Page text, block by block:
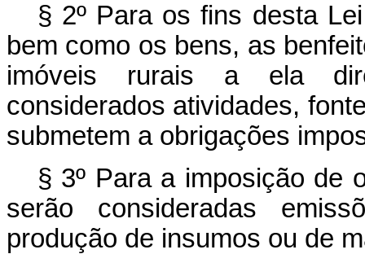
§ 2º Para os fins desta
bem como os bens, as
imóveis rurais a ela
considerados atividades,
submetem a obrigações
§ 3º Para a imposição de
serão consideradas
produção de insumos ou de